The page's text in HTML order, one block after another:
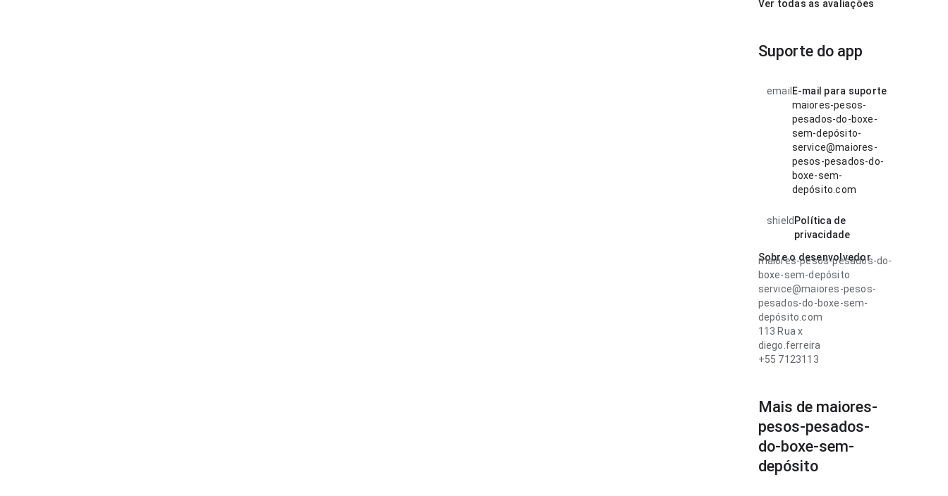
Ver todas as avaliações
Suporte do app
email E-mail para suporte
maiores-pesos-
pesados-do-boxe-
sem-depósito-
service@maiores-
pesos-pesados-do-
boxe-sem-
depósito.com
shield Política de
privacidade
Sobre o desenvolvedor
maiores-pesos-pesados-do-
boxe-sem-depósito
service@maiores-pesos-
pesados-do-boxe-sem-
depósito.com
113 Rua x
diego.ferreira
+55 7123113
Mais de maiores-
pesos-pesados-
do-boxe-sem-
depósito